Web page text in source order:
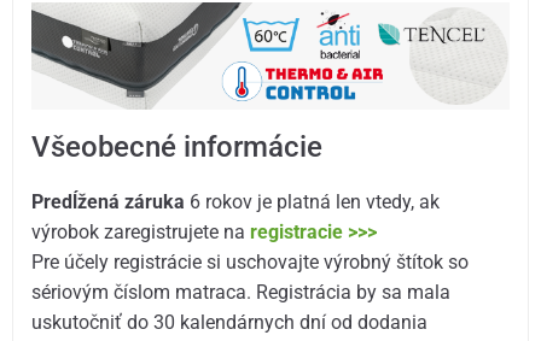
Všeobecné informácie
Predĺžená záruka 6 rokov je platná len vtedy, ak
výrobok zaregistrujete naregistracie >>>
Pre účely registrácie si uschovajte výrobný štítok so
sériovým číslom matraca. Registrácia by sa mala
uskutočniť do 30 kalendárnych dní od dodania